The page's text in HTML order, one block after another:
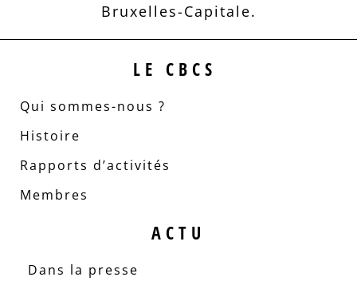
Bruxelles-Capitale.
LE CBCS
Qui sommes-nous ?
Histoire
Rapports d’activités
Membres
ACTU
Dans la presse